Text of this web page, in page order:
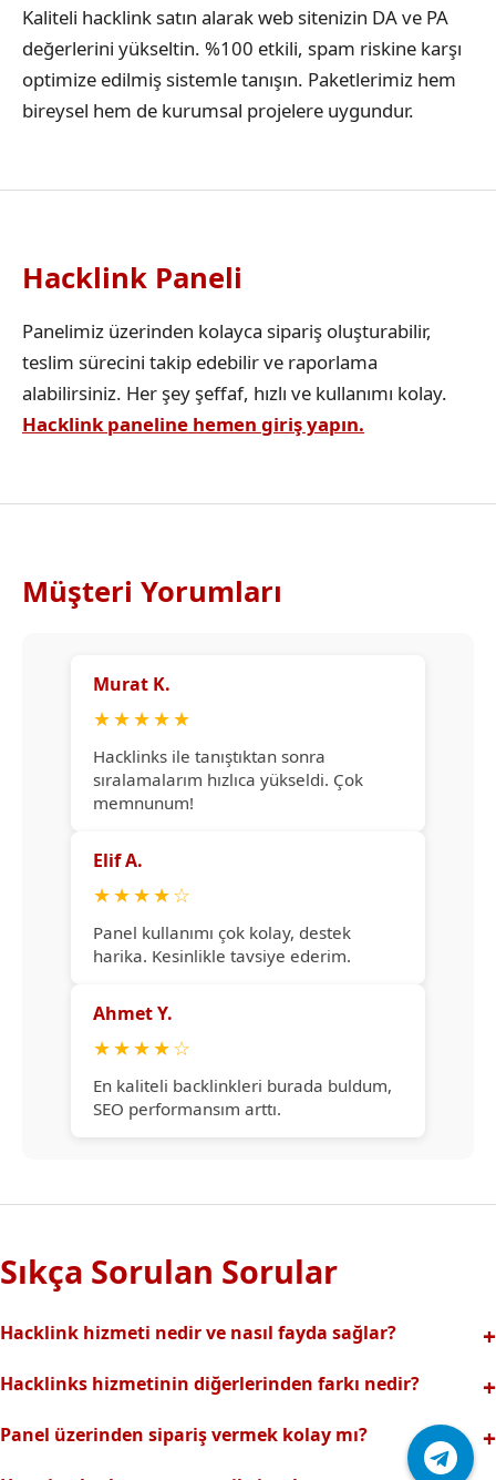
Kaliteli hacklink satın alarak web sitenizin DA ve PA
değerlerini yükseltin. %100 etkili, spam riskine karşı
optimize edilmiş sistemle tanışın. Paketlerimiz hem
bireysel hem de kurumsal projelere uygundur.
Hacklink Paneli
Panelimiz üzerinden kolayca sipariş oluşturabilir,
teslim sürecini takip edebilir ve raporlama
alabilirsiniz. Her şey şeffaf, hızlı ve kullanımı kolay.
Hacklink paneline hemen giriş yapın.
Müşteri Yorumları
Murat K.
★★★★★
Hacklinks ile tanıştıktan sonra
sıralamalarım hızlıca yükseldi. Çok
memnunum!
Elif A.
★★★★☆
Panel kullanımı çok kolay, destek
harika. Kesinlikle tavsiye ederim.
Ahmet Y.
★★★★☆
En kaliteli backlinkleri burada buldum,
SEO performansım arttı.
Sıkça Sorulan Sorular
Hacklink hizmeti nedir ve nasıl fayda sağlar?
backlinklerle sitenizin arama motorlarındaki
sıralamalarınız hızlıca yükselir.
Hacklinks hizmetinin diğerlerinden farkı nedir?
riski olmadan, en kaliteli ve etkili backlinkler sunuyoruz.
Profesyonel ekibimizle hızlı destek sağlanır.Ayrıca Daha
Panel üzerinden sipariş vermek kolay mı?
Hacklinks paneli kullanıcı dostu arayüzüyle kolayca sipariş